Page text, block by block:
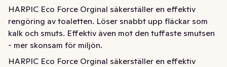
HARPIC Eco Force Orginal säkerställer en effektiv
rengöring av toaletten. Löser snabbt upp fläckar som
kalk och smuts. Effektiv även mot den tuffaste smutsen
- mer skonsam för miljön.
HARPIC Eco Force Orginal säkerställer en effektiv